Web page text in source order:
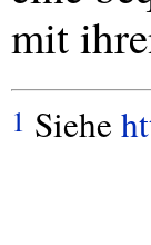
mit
1 Siehe